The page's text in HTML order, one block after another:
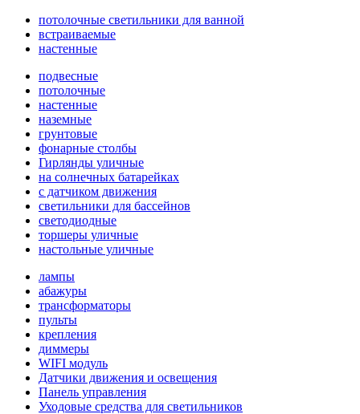
потолочные светильники для ванной
встраиваемые
настенные
подвесные
потолочные
настенные
наземные
грунтовые
фонарные столбы
Гирлянды уличные
на солнечных батарейках
с датчиком движения
светильники для бассейнов
светодиодные
торшеры уличные
настольные уличные
лампы
абажуры
трансформаторы
пульты
крепления
диммеры
WIFI модуль
Датчики движения и освещения
Панель управления
Уходовые средства для светильников